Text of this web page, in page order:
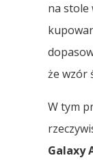
na stole
że wzór
W tym
Galaxy